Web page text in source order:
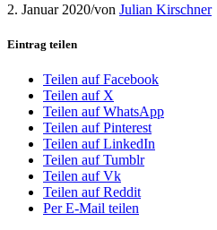
2. Januar 2020/von Julian Kirschner
Eintrag teilen
Teilen auf Facebook
Teilen auf X
Teilen auf WhatsApp
Teilen auf Pinterest
Teilen auf LinkedIn
Teilen auf Tumblr
Teilen auf Vk
Teilen auf Reddit
Per E-Mail teilen